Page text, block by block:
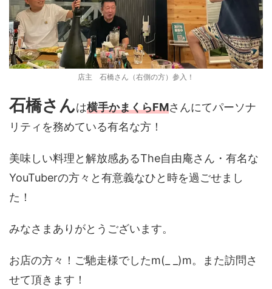
店主 石橋さん（右側の方）参入！
石橋さんは横手かまくらFMさんにてパーソナ
リティを務めている有名な方！
美味しい料理と解放感あるThe自由庵さん・有名な
YouTuberの方々と有意義なひと時を過ごせまし
た！
みなさまありがとうございます。
お店の方々！ご馳走様でしたm(_ _)m。また訪問さ
せて頂きます！